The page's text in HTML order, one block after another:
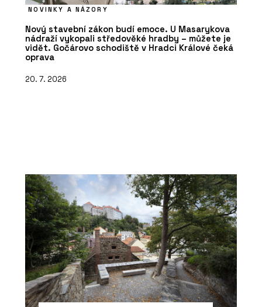
NOVINKY A NÁZORY
Nový stavební zákon budí emoce. U Masarykova
nádraží vykopali středověké hradby – můžete je
vidět. Gočárovo schodiště v Hradci Králové čeká
oprava
20. 7. 2026